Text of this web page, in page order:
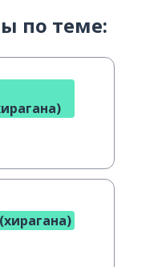
по теме: